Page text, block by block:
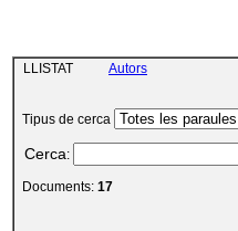
LLISTAT Autors
Tipus de cerca
Cerca:
Documents: 17